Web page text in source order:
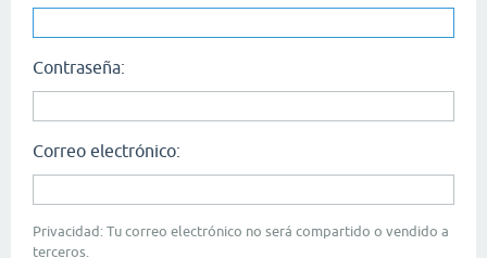
Contraseña:
Correo electrónico:
Privacidad: Tu correo electrónico no será compartido o vendido a
terceros.